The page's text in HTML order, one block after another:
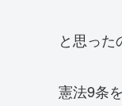
と思った
憲法9条